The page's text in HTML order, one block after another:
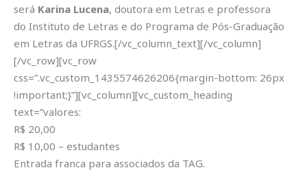
será Karina Lucena, doutora em Letras e professora
do Instituto de Letras e do Programa de Pós-Graduação
em Letras da UFRGS.[/vc_column_text][/vc_column]
[/vc_row][vc_row
css=”.vc_custom_1435574626206{margin-bottom: 26px
!important;}”][vc_column][vc_custom_heading
text=”valores:
R$ 20,00
R$ 10,00 – estudantes
Entrada franca para associados da TAG.